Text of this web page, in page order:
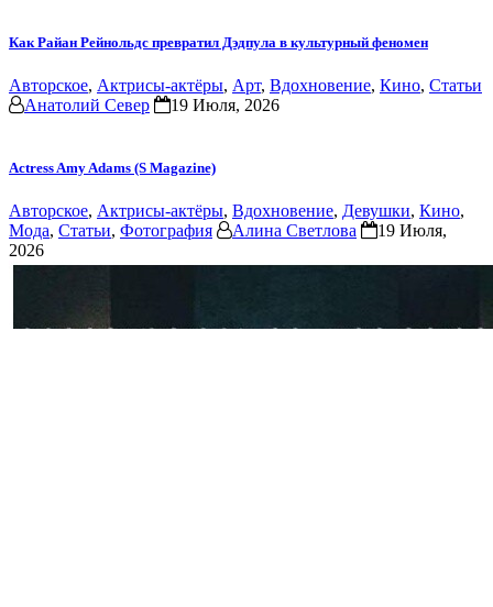
Как Райан Рейнольдс превратил Дэдпула в культурный феномен
Авторское, Актрисы-актёры, Арт, Вдохновение, Кино, Статьи
Анатолий Север
19 Июля, 2026
Actress Amy Adams (S Magazine)
Авторское, Актрисы-актёры, Вдохновение, Девушки, Кино,
Мода, Статьи, Фотография Алина Светлова
19 Июля,
2026